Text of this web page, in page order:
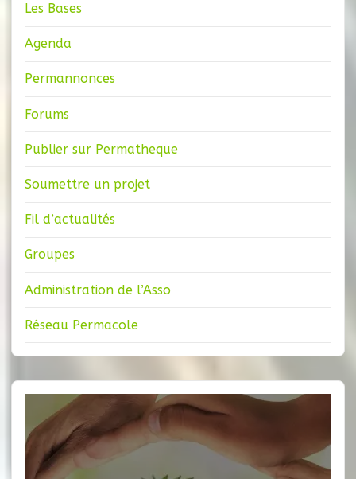
Les Bases
Agenda
Permannonces
Forums
Publier sur Permatheque
Soumettre un projet
Fil d’actualités
Groupes
Administration de l’Asso
Réseau Permacole